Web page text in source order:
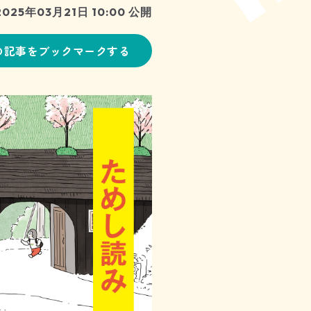
年03月21日 10:00 公開
記事をブックマークする